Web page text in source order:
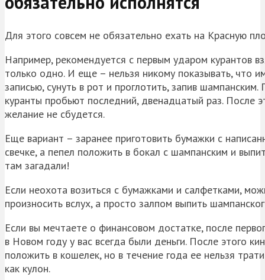
Для этого совсем не обязательно ехать на Красную
Например, рекомендуется с первым ударом курантов
только одно. И еще – нельзя никому показывать, что
записью, сунуть в рот и проглотить, запив
куранты пробьют последний, двенадцатый раз. После
желание не сбудется.
Еще вариант – заранее приготовить бумажки с
свечке, а пепел положить в бокал с шампанским и
там загадали!
Если неохота возиться с бумажками и салфетками,
произносить вслух, а просто залпом выпить
Если вы мечтаете о финансовом достатке, после
в Новом году у вас всегда были деньги. После этого
положить в кошелек, но в течение года ее нельзя
как кулон.